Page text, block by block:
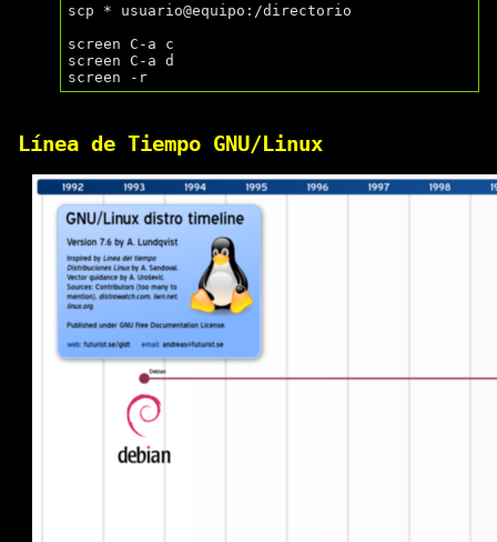
scp * usuario@equipo:/directorio
screen C-a c
screen C-a d
Línea de Tiempo GNU/Linux